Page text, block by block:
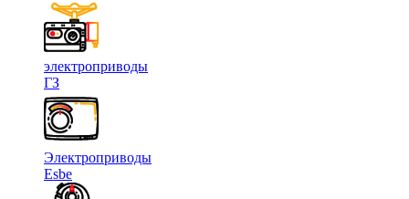
электроприводы
ГЗ
Электроприводы
Esbe